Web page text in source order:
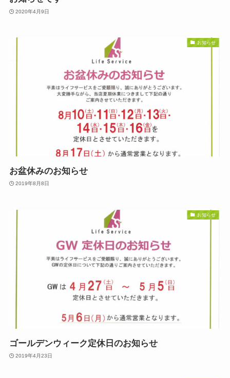
2020年4月9日
お知らせ
お盆休みのお知らせ
2019年8月8日
お知らせ
ゴールデンウィーク定休日のお知らせ
2019年4月23日